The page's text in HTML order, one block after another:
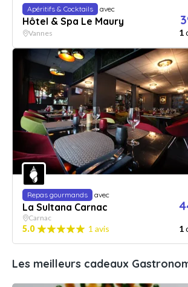
Apéritifs & Cocktails avec
Hôtel & Spa Le Maury
Vannes 1
Repas gourmands avec
La Sultana Carnac
Carnac
5.0 1 avis 1
Les meilleurs cadeaux